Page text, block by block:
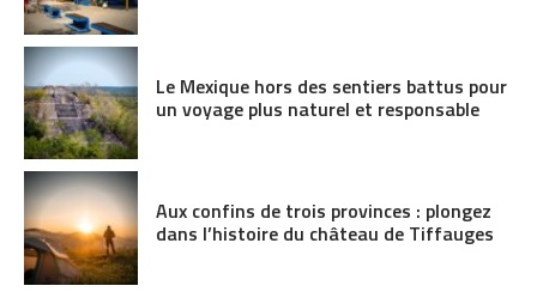
Le Mexique hors des sentiers battus pour
un voyage plus naturel et responsable
Aux confins de trois provinces : plongez
dans l’histoire du château de Tiffauges